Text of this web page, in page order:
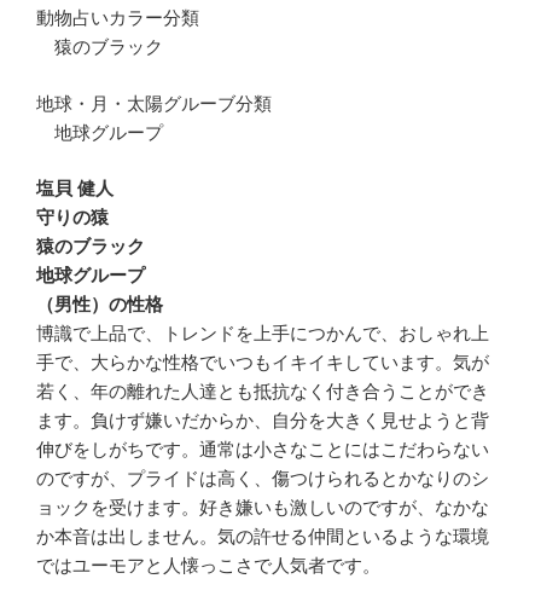
動物占いカラー分類
猿のブラック
地球・月・太陽グルーブ分類
地球グループ
塩貝 健人
守りの猿
猿のブラック
地球グループ
（男性）の性格
博識で上品で、トレンドを上手につかんで、おしゃれ上
手で、大らかな性格でいつもイキイキしています。気が
若く、年の離れた人達とも抵抗なく付き合うことができ
ます。負けず嫌いだからか、自分を大きく見せようと背
伸びをしがちです。通常は小さなことにはこだわらない
のですが、プライドは高く、傷つけられるとかなりのシ
ョックを受けます。好き嫌いも激しいのですが、なかな
か本音は出しません。気の許せる仲間といるような環境
ではユーモアと人懐っこさで人気者です。